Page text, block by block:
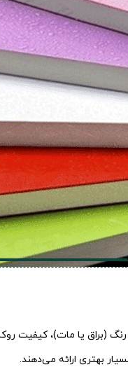
رنگ (براق یا مات)،
بهتری ارائه می‌دهند.